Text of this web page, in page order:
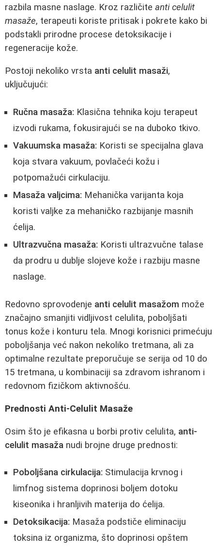
razbila masne naslage. Kroz različite anti celulit
masaže, terapeuti koriste pritisak i pokrete kako bi
podstakli prirodne procese detoksikacije i
regeneracije kože.
Postoji nekoliko vrsta anti celulit masaži,
uključujući:
Ručna masaža: Klasična tehnika koju terapeut
izvodi rukama, fokusirajući se na duboko tkivo.
Vakuumska masaža: Koristi se specijalna glava
koja stvara vakuum, povlačeći kožu i
potpomažući cirkulaciju.
Masaža valjcima: Mehanička varijanta koja
koristi valjke za mehaničko razbijanje masnih
ćelija.
Ultrazvučna masaža: Koristi ultrazvučne talase
da prodru u dublje slojeve kože i razbiju masne
naslage.
Redovno sprovodenje anti celulit masažom može
značajno smanjiti vidljivost celulita, poboljšati
tonus kože i konturu tela. Mnogi korisnici primećuju
poboljšanja već nakon nekoliko tretmana, ali za
optimalne rezultate preporučuje se serija od 10 do
15 tretmana, u kombinaciji sa zdravom ishranom i
redovnom fizičkom aktivnošću.
Prednosti Anti-Celulit Masaže
Osim što je efikasna u borbi protiv celulita, anti-
celulit masaža nudi brojne druge prednosti:
Poboljšana cirkulacija: Stimulacija krvnog i
limfnog sistema doprinosi boljem dotoku
kiseonika i hranljivih materija do ćelija.
Detoksikacija: Masaža podstiče eliminaciju
toksina iz organizma, što doprinosi opštem